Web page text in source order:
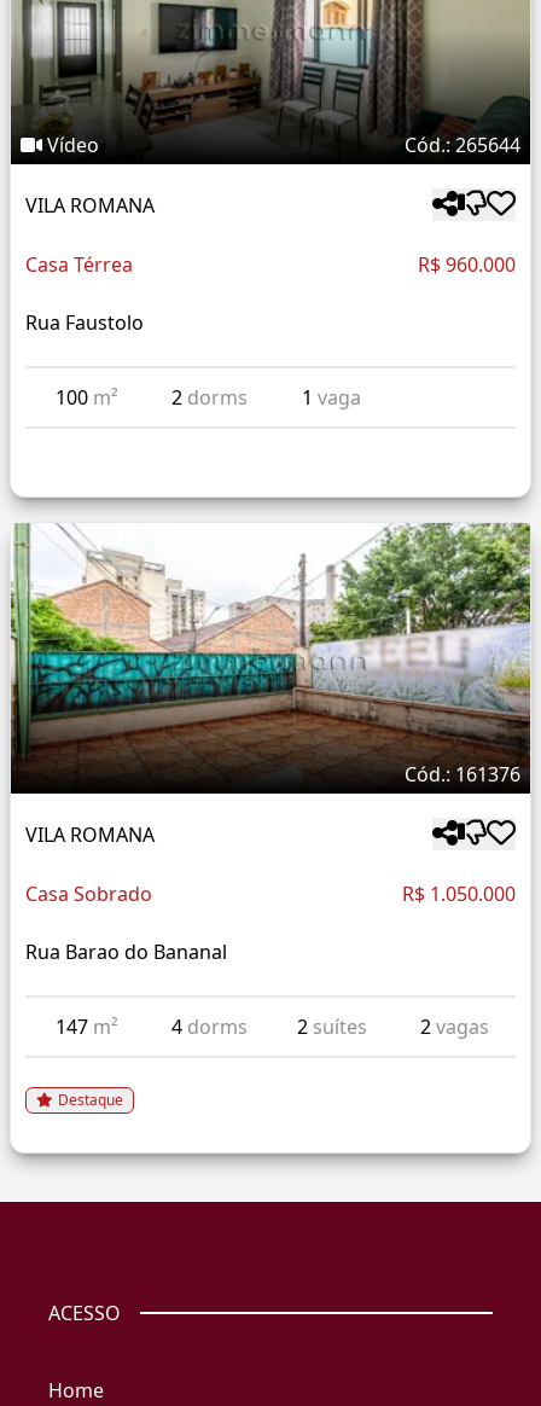
Vídeo Cód.: 265644
VILA ROMANA
Casa Térrea R$ 960.000
Rua Faustolo
100 m² 2 dorms 1vaga
Cód.: 161376
VILA ROMANA
Casa Sobrado R$ 1.050.000
Rua Barao do Bananal
147 m² 4 dorms 2 suítes 2vagas
Destaque
ACESSO
Home